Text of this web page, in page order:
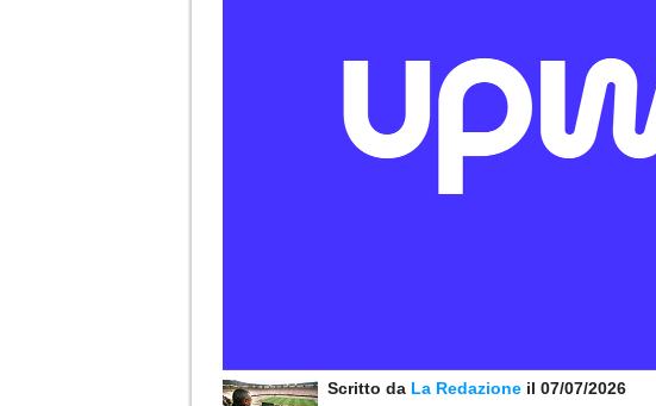
Scritto da La Redazione il 07/07/2026